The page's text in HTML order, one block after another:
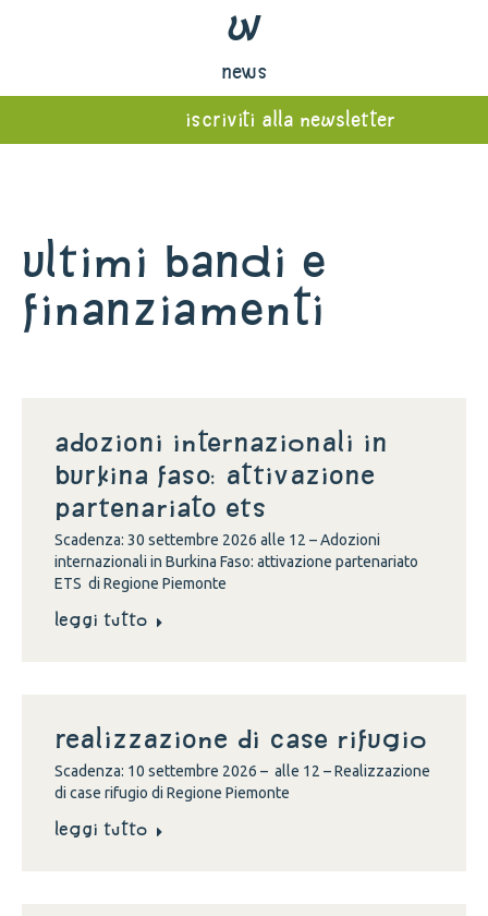
w
news
iscriviti alla newsletter
Ultimi bandi e
finanziamenti
Adozioni internazionali in
Burkina Faso: attivazione
partenariato ETS
Scadenza: 30 settembre 2026 alle 12 – Adozioni
internazionali in Burkina Faso: attivazione partenariato
ETS di Regione Piemonte
Leggi tutto
Realizzazione di case rifugio
Scadenza: 10 settembre 2026 – alle 12 – Realizzazione
di case rifugio di Regione Piemonte
Leggi tutto